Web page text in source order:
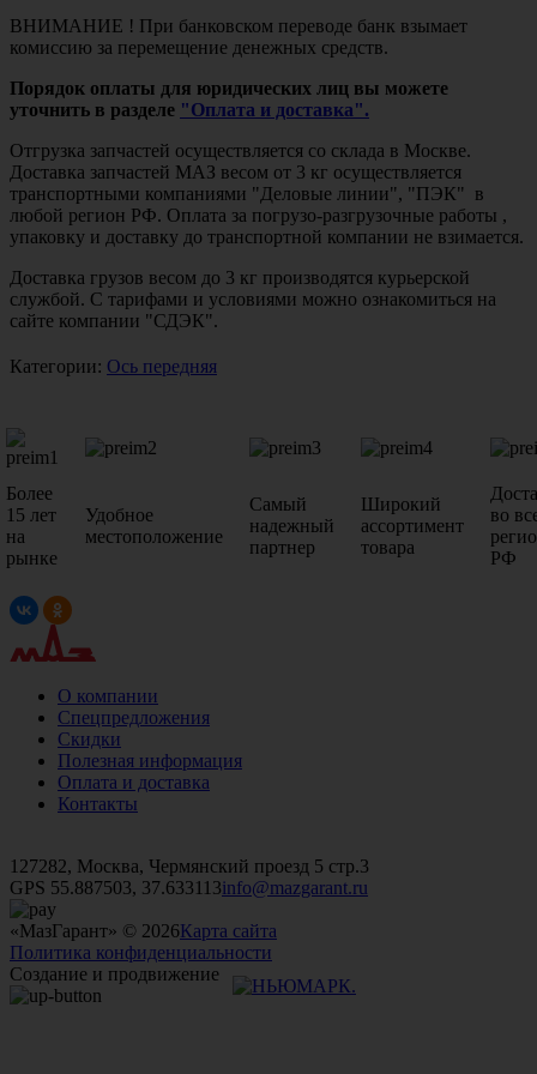
ВНИМАНИЕ ! При банковском переводе банк взымает
комиссию за перемещение денежных средств.
Порядок оплаты для юридических лиц вы можете
уточнить в разделе "Оплата и доставка".
Отгрузка запчастей осуществляется со склада в Москве.
Доставка запчастей МАЗ весом от 3 кг осуществляется
транспортными компаниями "Деловые линии", "ПЭК" в
любой регион РФ. Оплата за погрузо-разгрузочные работы ,
упаковку и доставку до транспортной компании не взимается.
Доставка грузов весом до 3 кг производятся курьерской
службой. С тарифами и условиями можно ознакомиться на
сайте компании "СДЭК".
Категории: Ось передняя
Более
15 лет
на
рынке
Удобное
местоположение
Самый
надежный
партнер
Широкий
ассортимент
товара
во
РФ
О компании
Спецпредложения
Скидки
Полезная информация
Оплата и доставка
Контакты
127282, Москва, Чермянский проезд 5 стр.3
GPS 55.887503, 37.633113info@mazgarant.ru
«МазГарант» © 2026Карта сайта
Политика конфиденциальности
Создание и продвижение